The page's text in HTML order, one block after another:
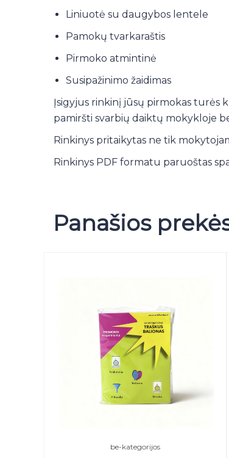
Liniuotė su daugybos lentele
Pamokų tvarkaraštis
Pirmoko atmintinė
Susipažinimo žaidimas
Įsigyjus rinkinį jūsų pirmokas turės
pamiršti svarbių daiktų mokykloje
Rinkinys pritaikytas ne tik
Rinkinys PDF formatu paruoštas
Panašios
be-kategorijos